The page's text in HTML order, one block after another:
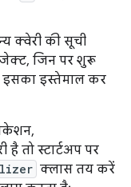
क्वेरी की सूची
जिन पर शुरू
इसका इस्तेमाल कर
तो स्टार्टअप पर
क्लास तय करें